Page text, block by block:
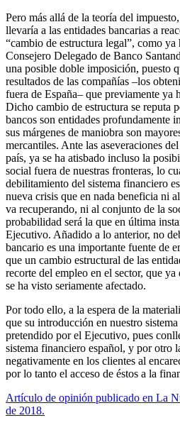
Pero más allá de la teoría del
llevaría a las entidades bancarias a
“cambio de estructura legal”, como ya
Consejero Delegado de Banco
una posible doble imposición, puesto
resultados de las compañías –los
fuera de España– que previamente ya
Dicho cambio de estructura se reputa
bancos son entidades profundamente
sus márgenes de maniobra son
mercantiles. Ante las aseveraciones
país, ya se ha atisbado incluso la
social fuera de nuestras fronteras, lo
debilitamiento del sistema financiero
nueva crisis que en nada beneficia ni
va recuperando, ni al conjunto de la
probabilidad será la que en última
Ejecutivo. Añadido a lo anterior, no
bancario es una importante fuente de
que un cambio estructural de las
recorte del empleo en el sector, que
se ha visto seriamente afectado.
Por todo ello, a la espera de la
que su introducción en nuestro
pretendido por el Ejecutivo, pues
sistema financiero español, y por otro
negativamente en los clientes al
por lo tanto el acceso de éstos a la
Artículo de opinión publicado en La
de 2018.